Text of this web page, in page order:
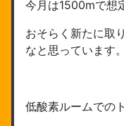
今月は1500mで想
おそらく新たに取
なと思っています。
低酸素ルームでの